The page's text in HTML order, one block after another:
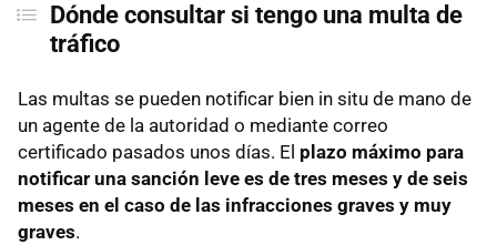
Tablón edictal del BOE
DGT
Dirección Electrónica Vial
App miDGT
Ayuntamiento
Por teléfono
Dónde consultar si tengo una multa de
tráfico
Las multas se pueden notificar bien in situ de mano de
un agente de la autoridad o mediante correo
certificado pasados unos días. El plazo máximo para
notificar una sanción leve es de tres meses y de seis
meses en el caso de las infracciones graves y muy
graves.